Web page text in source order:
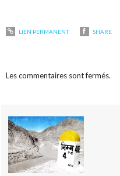
LIEN PERMANENT SHARE
Les commentaires sont fermés.